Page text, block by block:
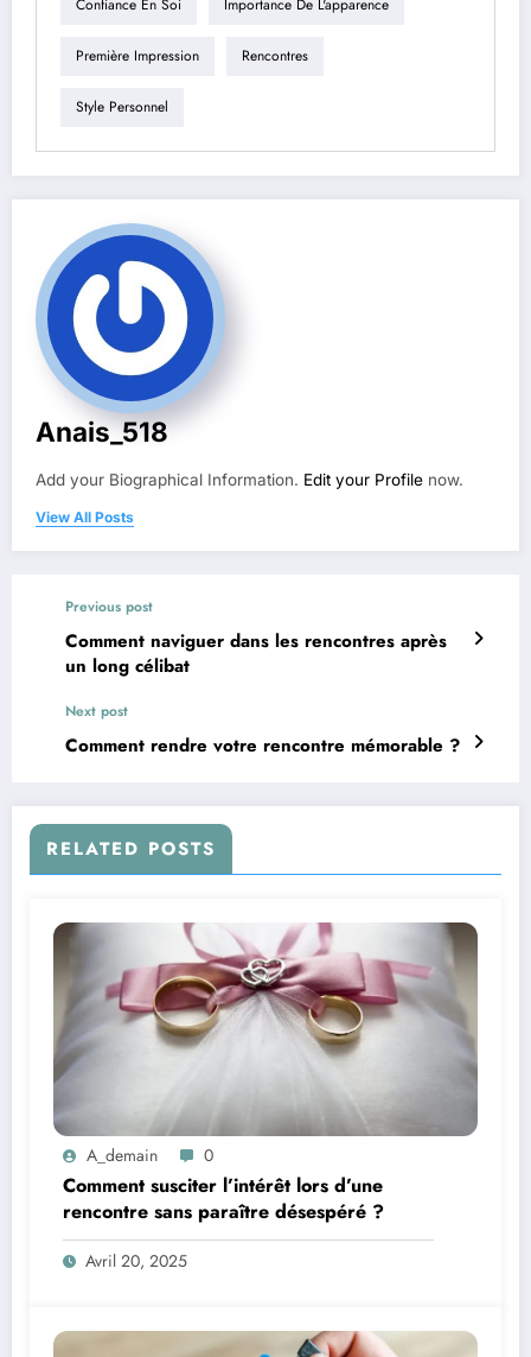
Confiance En Soi Importance De L'apparence
Première Impression Rencontres
Style Personnel
Anais_518
Add your Biographical Information. Edit your Profile now.
View All Posts
Previous post
Comment naviguer dans les rencontres après
un long célibat
Next post
Comment rendre votre rencontre mémorable ?
RELATED POSTS
A_demain 0
Comment susciter l’intérêt lors d’une
rencontre sans paraître désespéré ?
Avril 20, 2025